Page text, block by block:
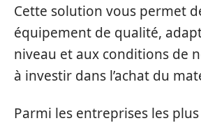
Cette solution vous permet
équipement de qualité,
niveau et aux conditions de
à investir dans l’achat du
Parmi les entreprises les